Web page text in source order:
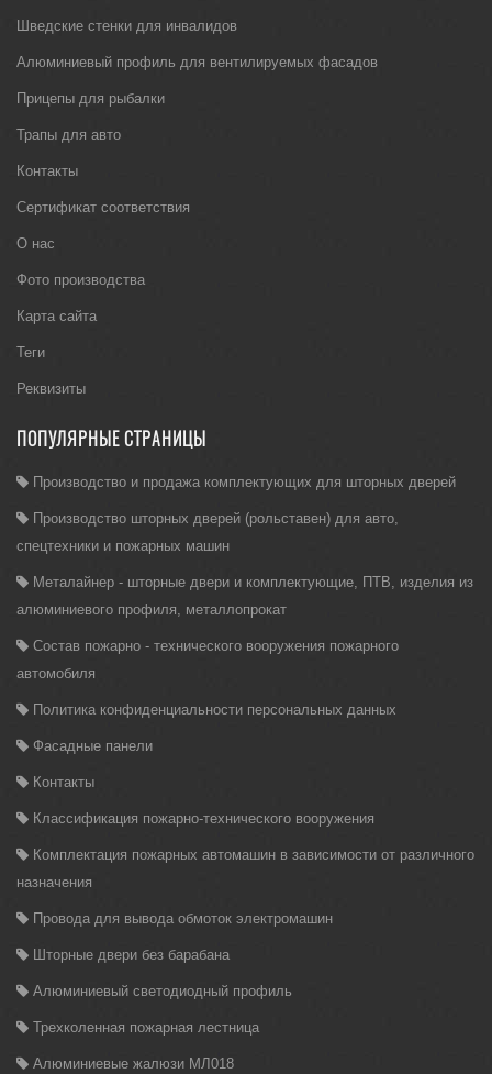
Шведские стенки для инвалидов
Алюминиевый профиль для вентилируемых фасадов
Прицепы для рыбалки
Трапы для авто
Контакты
Сертификат соответствия
О нас
Фото производства
Карта сайта
Теги
Реквизиты
ПОПУЛЯРНЫЕ СТРАНИЦЫ
Производство и продажа комплектующих для шторных дверей
Производство шторных дверей (рольставен) для авто,
спецтехники и пожарных машин
Металайнер - шторные двери и комплектующие, ПТВ, изделия из
алюминиевого профиля, металлопрокат
Состав пожарно - технического вооружения пожарного
автомобиля
Политика конфиденциальности персональных данных
Фасадные панели
Контакты
Классификация пожарно-технического вооружения
Комплектация пожарных автомашин в зависимости от различного
назначения
Провода для вывода обмоток электромашин
Шторные двери без барабана
Алюминиевый светодиодный профиль
Трехколенная пожарная лестница
Алюминиевые жалюзи МЛ018